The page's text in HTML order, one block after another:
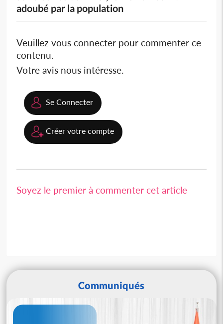
adoubé par la population
Veuillez vous connecter pour commenter ce
contenu.
Votre avis nous intéresse.
Se Connecter
Créer votre compte
Soyez le premier à commenter cet article
Communiqués